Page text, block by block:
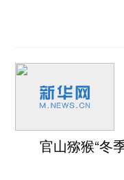
官山猕猴“冬